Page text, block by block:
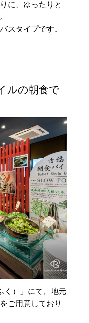
に、ゆったりと
スタイプです。
ルの朝食で
く）」にて、地元
ご用意しており